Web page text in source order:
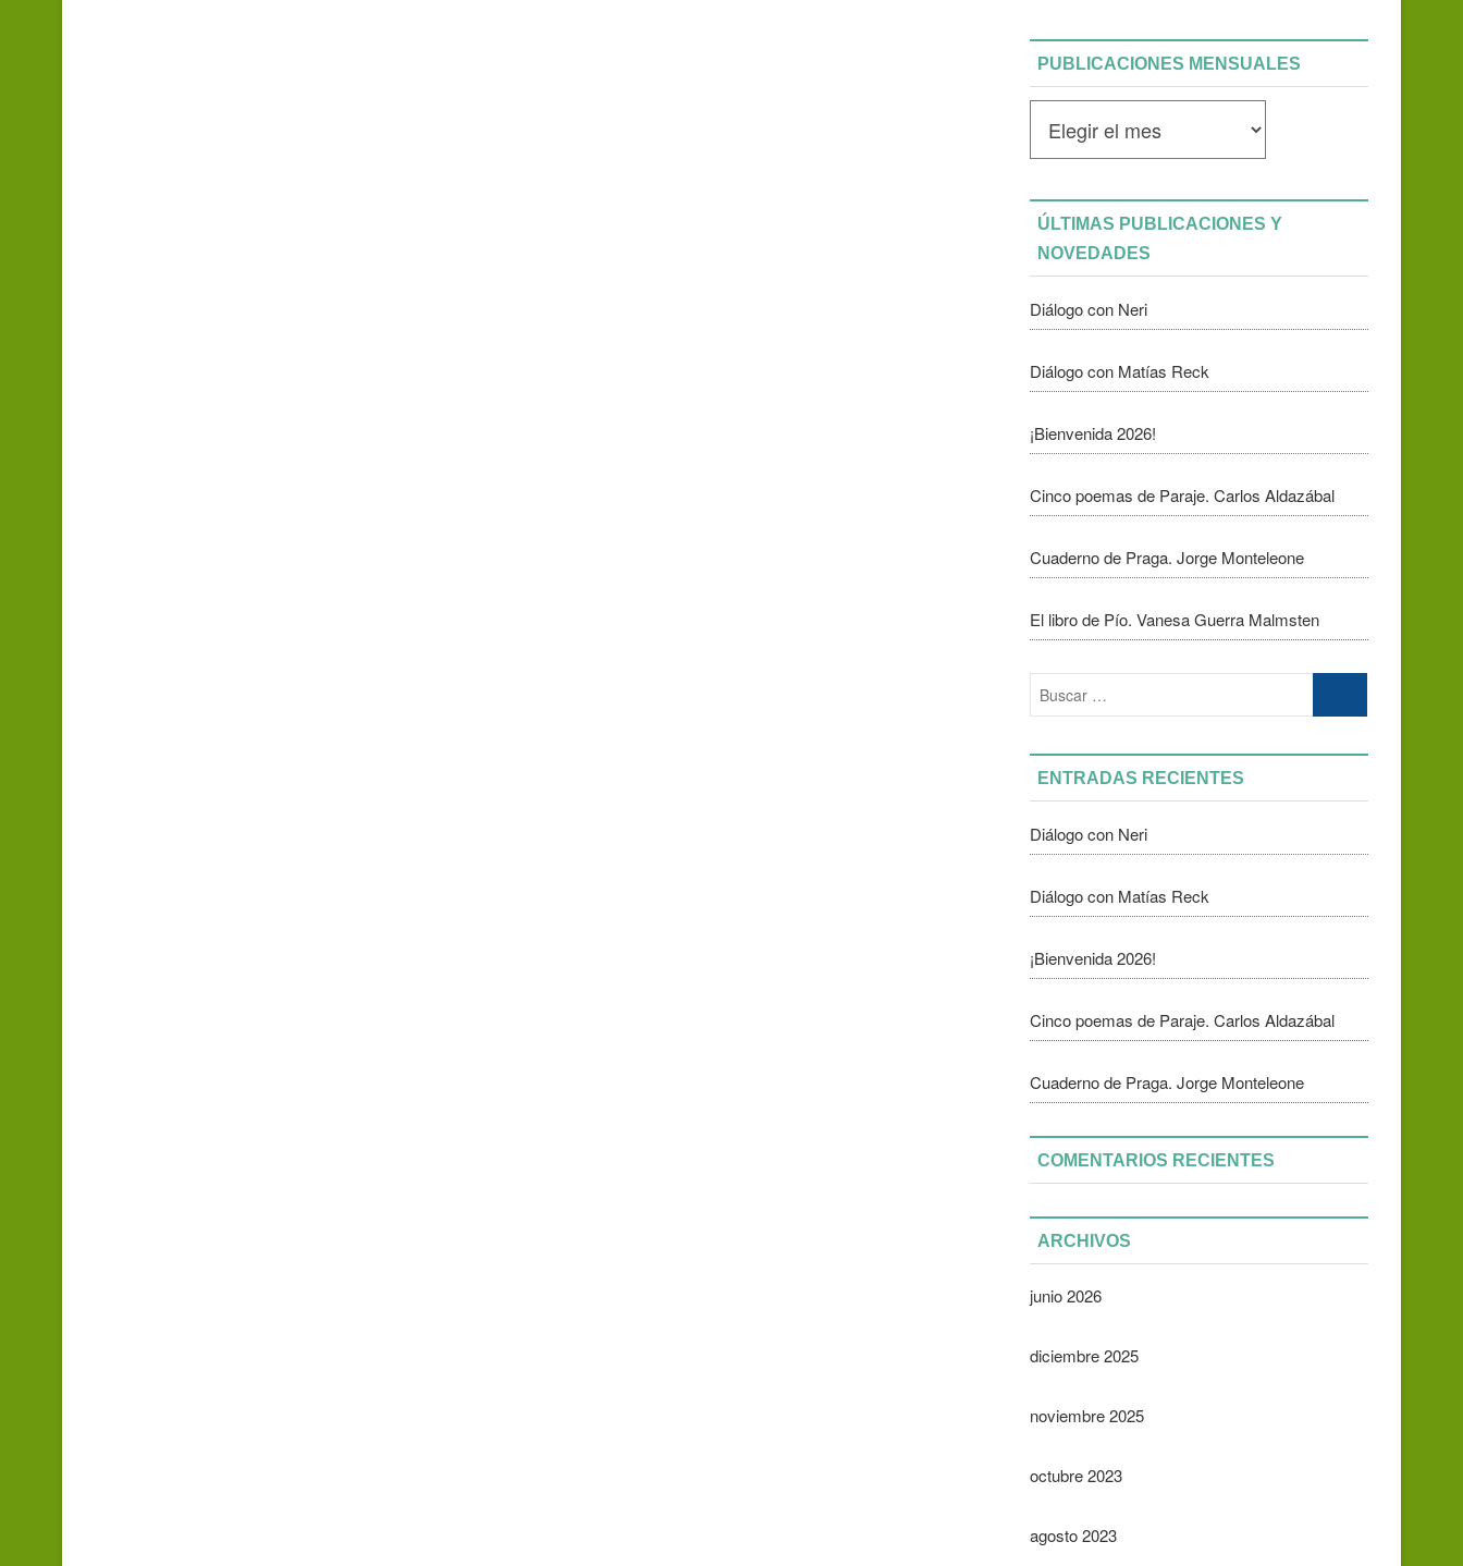
PUBLICACIONES MENSUALES
mensuales
ÚLTIMAS PUBLICACIONES Y
NOVEDADES
Diálogo con Neri
Diálogo con Matías Reck
¡Bienvenida 2026!
Cinco poemas de Paraje. Carlos Aldazábal
Cuaderno de Praga. Jorge Monteleone
El libro de Pío. Vanesa Guerra Malmsten
ENTRADAS RECIENTES
Diálogo con Neri
Diálogo con Matías Reck
¡Bienvenida 2026!
Cinco poemas de Paraje. Carlos Aldazábal
Cuaderno de Praga. Jorge Monteleone
COMENTARIOS RECIENTES
ARCHIVOS
junio 2026
diciembre 2025
noviembre 2025
octubre 2023
agosto 2023